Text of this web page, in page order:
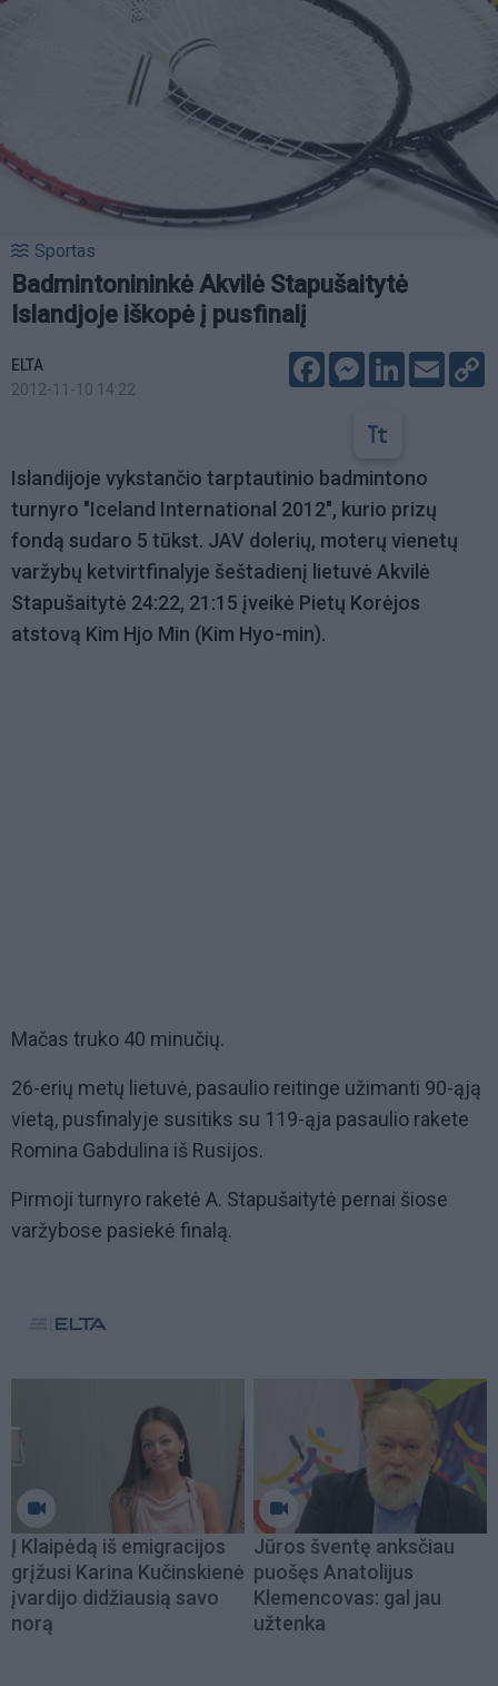
Sportas
Badmintonininkė Akvilė Stapušaitytė
Islandjoje iškopė į pusfinalį
ELTA
2012-11-10 14:22
FacebookMessenger
LinkedIn
Email
Islandijoje vykstančio tarptautinio badmintono
turnyro "Iceland International 2012", kurio prizų
fondą sudaro 5 tūkst. JAV dolerių, moterų vienetų
varžybų ketvirtfinalyje šeštadienį lietuvė Akvilė
Stapušaitytė 24:22, 21:15 įveikė Pietų Korėjos
atstovą Kim Hjo Min (Kim Hyo-min).
Mačas truko 40 minučių.
26-erių metų lietuvė, pasaulio reitinge užimanti 90-ąją
vietą, pusfinalyje susitiks su 119-ąja pasaulio rakete
Romina Gabdulina iš Rusijos.
Pirmoji turnyro raketė A. Stapušaitytė pernai šiose
varžybose pasiekė finalą.
Į Klaipėdą iš emigracijos
grįžusi Karina Kučinskienė
įvardijo didžiausią savo
norą
Jūros šventę anksčiau
puošęs Anatolijus
Klemencovas: gal jau
užtenka